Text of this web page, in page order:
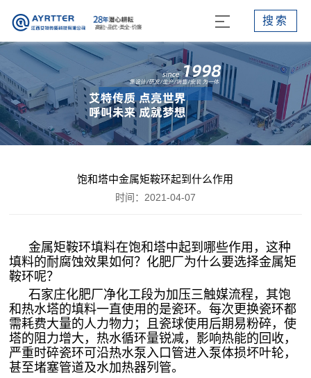
搜索
饱和塔中金属矩鞍环起到什么作用
时间：2021-04-07
金属矩鞍环填料在饱和塔中起到哪些作用，这种
填料的耐腐蚀效果如何？化肥厂为什么要选择金属矩
鞍环呢？
石家庄化肥厂净化工段为加压三触媒流程，其饱
和热水塔的填料一直使用的是瓷环。每次更换瓷环都
需耗费大量的人力物力；且瓷球使用后期易粉碎，使
塔的阻力增大，热水循环量锐减，影响热能的回收，
严重时碎瓷环可沿热水泵入口管进入泵体损坏叶轮，
甚至堵塞管道及水加热器列管。